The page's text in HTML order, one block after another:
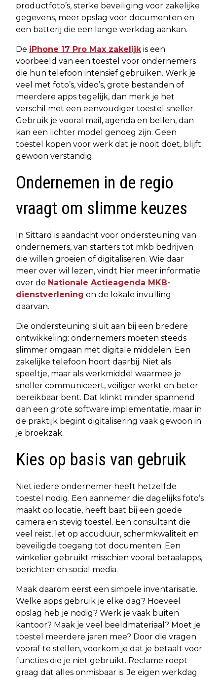
productfoto’s, sterke beveiliging voor zakelijke
gegevens, meer opslag voor documenten en
een batterij die een lange werkdag aankan.
De iPhone 17 Pro Max zakelijk is een
voorbeeld van een toestel voor ondernemers
die hun telefoon intensief gebruiken. Werk je
veel met foto’s, video’s, grote bestanden of
meerdere apps tegelijk, dan merk je het
verschil met een eenvoudiger toestel sneller.
Gebruik je vooral mail, agenda en bellen, dan
kan een lichter model genoeg zijn. Geen
toestel kopen voor werk dat je nooit doet, blijft
gewoon verstandig.
Ondernemen in de regio
vraagt om slimme keuzes
In Sittard is aandacht voor ondersteuning van
ondernemers, van starters tot mkb bedrijven
die willen groeien of digitaliseren. Wie daar
meer over wil lezen, vindt hier meer informatie
over de Nationale Actieagenda MKB-
dienstverlening en de lokale invulling
daarvan.
Die ondersteuning sluit aan bij een bredere
ontwikkeling: ondernemers moeten steeds
slimmer omgaan met digitale middelen. Een
zakelijke telefoon hoort daarbij. Niet als
speeltje, maar als werkmiddel waarmee je
sneller communiceert, veiliger werkt en beter
bereikbaar bent. Dat klinkt minder spannend
dan een grote software implementatie, maar in
de praktijk begint digitalisering vaak gewoon in
je broekzak.
Kies op basis van gebruik
Niet iedere ondernemer heeft hetzelfde
toestel nodig. Een aannemer die dagelijks foto’s
maakt op locatie, heeft baat bij een goede
camera en stevig toestel. Een consultant die
veel reist, let op accuduur, schermkwaliteit en
beveiligde toegang tot documenten. Een
winkelier gebruikt misschien vooral betaalapps,
berichten en social media.
Maak daarom eerst een simpele inventarisatie.
Welke apps gebruik je elke dag? Hoeveel
opslag heb je nodig? Werk je vaak buiten
kantoor? Maak je veel beeldmateriaal? Moet je
toestel meerdere jaren mee? Door die vragen
vooraf te stellen, voorkom je dat je betaalt voor
functies die je niet gebruikt. Reclame roept
graag dat alles onmisbaar is. Je eigen werkdag